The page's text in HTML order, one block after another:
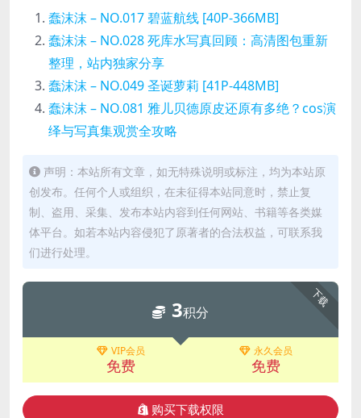
蠢沫沫 – NO.017 碧蓝航线 [40P-366MB]
蠢沫沫 – NO.028 死库水写真回顾：高清图包重新
整理，站内独家分享
蠢沫沫 – NO.049 圣诞萝莉 [41P-448MB]
蠢沫沫 – NO.081 雅儿贝德原皮还原有多绝？cos演
绎与写真集观赏全攻略
声明：本站所有文章，如无特殊说明或标注，均为本站原
创发布。任何个人或组织，在未征得本站同意时，禁止复
制、盗用、采集、发布本站内容到任何网站、书籍等各类媒
体平台。如若本站内容侵犯了原著者的合法权益，可联系我
们进行处理。
下载
3积分
VIP会员
免费
永久会员
免费
购买下载权限